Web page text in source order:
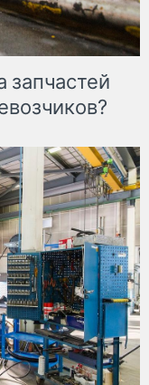
запчастей